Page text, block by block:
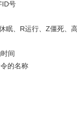
号
、R运行、Z僵死、
间
的名称